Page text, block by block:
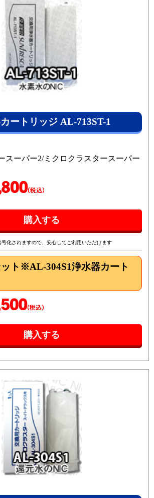
ートリッジ AL-713ST-1
スーパー2/ミクロクラスタースーパー
化されますので、安心してご利用いただけます
ト ※AL-304S1浄水器カート